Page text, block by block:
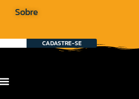
Sobre
CADASTRE-SE